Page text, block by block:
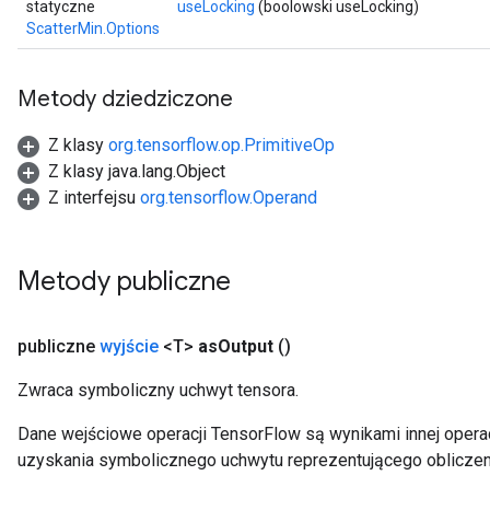
statyczne
ScatterMin.Options
useLocking (boolowski useLocking)
Metody dziedziczone
Z klasy org.tensorflow.op.PrimitiveOp
Z klasy java.lang.Object
Z interfejsu org.tensorflow.Operand
Metody publiczne
publiczne wyjście <T> asOutput ()
Zwraca symboliczny uchwyt tensora.
Dane wejściowe operacji TensorFlow są wynikami innej
uzyskania symbolicznego uchwytu reprezentującego